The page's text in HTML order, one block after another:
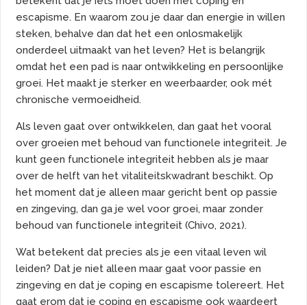
escapisme. En waarom zou je daar dan energie in willen
steken, behalve dan dat het een onlosmakelijk
onderdeel uitmaakt van het leven? Het is belangrijk
omdat het een pad is naar ontwikkeling en persoonlijke
groei. Het maakt je sterker en weerbaarder, ook mét
chronische vermoeidheid.
Als leven gaat over ontwikkelen, dan gaat het vooral
over groeien met behoud van functionele integriteit. Je
kunt geen functionele integriteit hebben als je maar
over de helft van het vitaliteitskwadrant beschikt. Op
het moment dat je alleen maar gericht bent op passie
en zingeving, dan ga je wel voor groei, maar zonder
behoud van functionele integriteit (Chivo, 2021).
Wat betekent dat precies als je een vitaal leven wil
leiden? Dat je niet alleen maar gaat voor passie en
zingeving en dat je coping en escapisme tolereert. Het
gaat erom dat je coping en escapisme ook waardeert